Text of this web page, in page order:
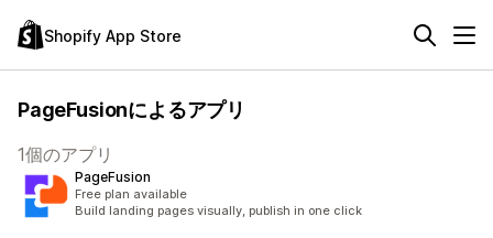
Shopify App Store
PageFusionによるアプリ
1個のアプリ
PageFusion
Free plan available
Build landing pages visually, publish in one click